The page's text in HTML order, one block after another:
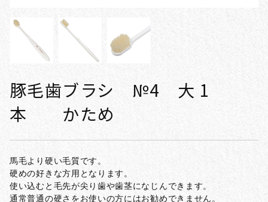
豚毛歯ブラシ №4 大 1
本 かため
馬毛より硬い毛質です。
硬めの好きな方用となります。
使い込むと毛先が尖り歯や歯茎になじんできます。
通常普通の硬さをお使いの方にはお勧めできません。